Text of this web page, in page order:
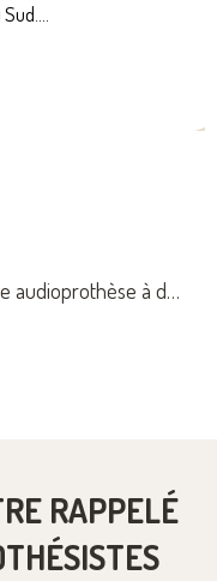
Service audioprothèse à domicile
RAPPELÉ